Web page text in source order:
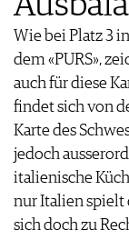
Wie bei Platz 3
dem «PURS»,
auch für diese
findet sich von
Karte des
jedoch
italienische
nur Italien spielt
sich doch zu